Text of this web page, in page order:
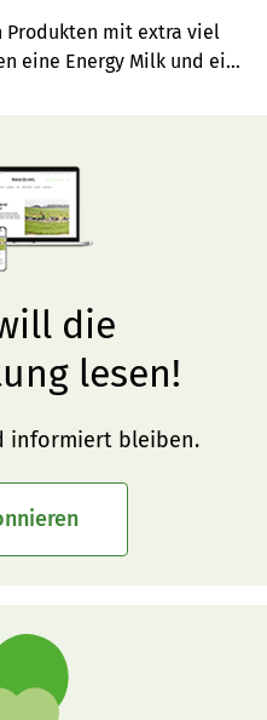
Produkten mit extra viel
eine Energy Milk und ein
die
lesen!
informiert bleiben.